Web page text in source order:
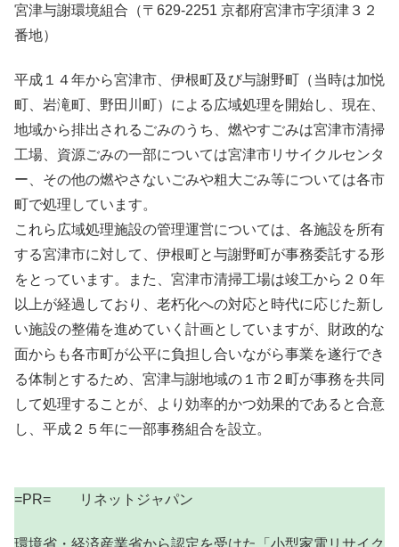
宮津与謝環境組合（〒629-2251 京都府宮津市字須津３２
番地）
平成１４年から宮津市、伊根町及び与謝野町（当時は加悦
町、岩滝町、野田川町）による広域処理を開始し、現在、
地域から排出されるごみのうち、燃やすごみは宮津市清掃
工場、資源ごみの一部については宮津市リサイクルセンタ
ー、その他の燃やさないごみや粗大ごみ等については各市
町で処理しています。
これら広域処理施設の管理運営については、各施設を所有
する宮津市に対して、伊根町と与謝野町が事務委託する形
をとっています。また、宮津市清掃工場は竣工から２０年
以上が経過しており、老朽化への対応と時代に応じた新し
い施設の整備を進めていく計画としていますが、財政的な
面からも各市町が公平に負担し合いながら事業を遂行でき
る体制とするため、宮津与謝地域の１市２町が事務を共同
して処理することが、より効率的かつ効果的であると合意
し、平成２５年に一部事務組合を設立。
=PR= リネットジャパン
環境省・経済産業省から認定を受けた「小型家電リサイク